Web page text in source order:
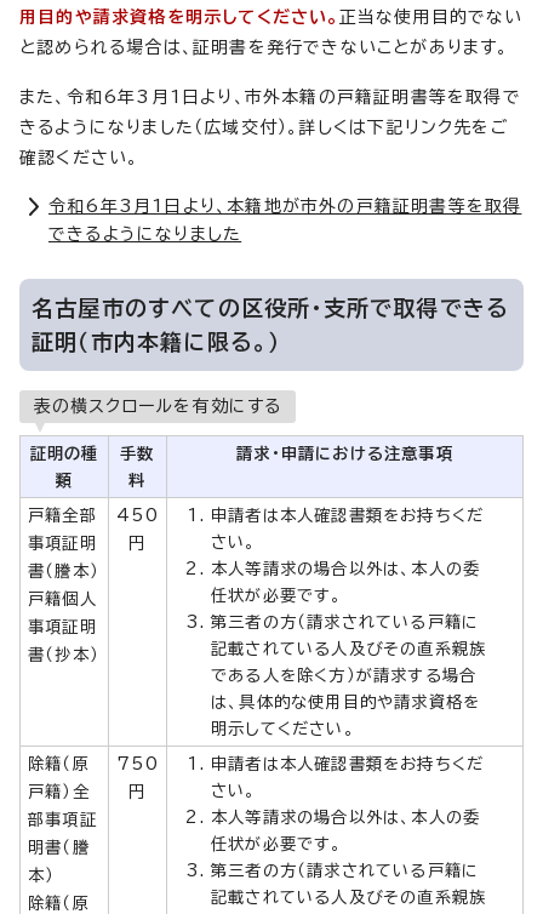
用目的や請求資格を明示してください。 正当な使用目的でない
と認められる場合は、証明書を発行できないことがあります。
また、令和6年3月1日より、市外本籍の戸籍証明書等を取得で
きるようになりました（広域交付）。詳しくは下記リンク先をご
確認ください。
令和6年3月1日より、本籍地が市外の戸籍証明書等を取得
できるようになりました
名古屋市のすべての区役所・支所で取得できる
証明（市内本籍に限る。）
表の横スクロールを有効にする
証明の種
類
手数
料
請求・申請における注意事項
戸籍全部
事項証明
書（謄本）
戸籍個人
事項証明
書（抄本）
450
円
申請者は本人確認書類をお持ちくだ
さい。
本人等請求の場合以外は、本人の委
任状が必要です。
第三者の方（請求されている戸籍に
記載されている人及びその直系親族
である人を除く方）が請求する場合
は、具体的な使用目的や請求資格を
明示してください。
除籍（原
戸籍）全
部事項証
明書（謄
本）
除籍（原
750
円
申請者は本人確認書類をお持ちくだ
さい。
本人等請求の場合以外は、本人の委
任状が必要です。
第三者の方（請求されている戸籍に
記載されている人及びその直系親族